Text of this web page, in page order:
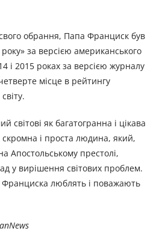
обрання, Папа Франциск був
за версією американського
і 2015 роках за версією журналу
місце в рейтингу
світові як багатогранна і цікава
скромна і проста людина, який,
Апостольському престолі,
у вирішення світових проблем.
люблять і поважають